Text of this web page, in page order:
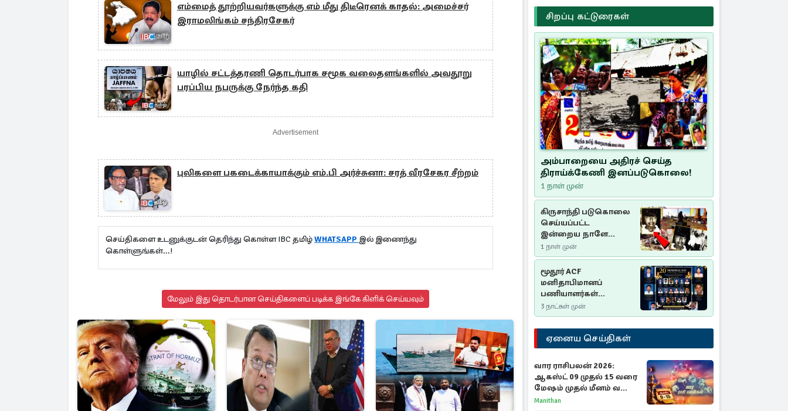
எம்மைத் தூற்றியவர்களுக்கு எம் மீது திடீரெனக் காதல்: அமைச்சர்
இராமலிங்கம் சந்திரசேகர்
யாழில் சட்டத்தரணி தொடர்பாக சமூக வலைதளங்களில் அவதூறு
பரப்பிய நபருக்கு நேர்ந்த கதி
Advertisement
புலிகளை பகடைக்காயாக்கும் எம்.பி அர்ச்சுனா: சரத் வீரசேகர சீற்றம்
செய்திகளை உடனுக்குடன் தெரிந்து கொள்ள IBC தமிழ்WHATSAPP இல் இணைந்து
கொள்ளுங்கள்...!
மேலும் இது தொடர்பான செய்திகளைப் படிக்க இங்கே கிளிக் செய்யவும்
சிறப்பு கட்டுரைகள்
அம்பாறையை அதிரச் செய்த
திராய்க்கேணி இனப்படுகொலை!
1 நாள் முன்
கிருசாந்தி படுகொலை
செய்யப்பட்ட
இன்றைய நாளே
செம்மணி
இனப்படுகொலை
தினம்…!
1 நாள் முன்
மூதூர் ACF
மனிதாபிமானப்
பணியாளர்கள்
படுகொலை (2006): 20
ஆண்டுகளாகியும் நீதி
மறுக்கப்பட்ட
மனிதாபிமானப்
பேரவலம்
3 நாட்கள் முன்
ஏனைய செய்திகள்
வார ராசிபலன் 2026:
ஆகஸ்ட் 09 முதல் 15 வரை
மேஷம் முதல் மீனம் வரை
முழு பலன்கள்
Manithan